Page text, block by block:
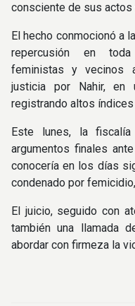
consciente de sus
El hecho conmocionó a
repercusión en
feministas y vecinos
justicia por Nahir, en
registrando altos
Este lunes, la
argumentos finales
conocería en los días
condenado por
El juicio, seguido con
también una llamada
abordar con firmeza la